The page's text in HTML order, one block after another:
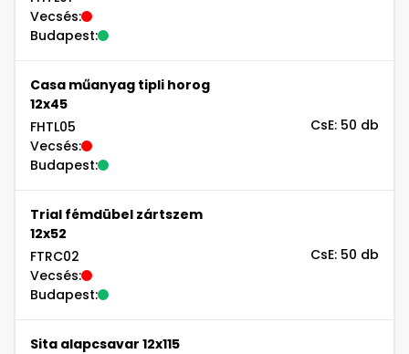
Vecsés:
Budapest:
Casa műanyag tipli horog
12x45
FHTL05
Vecsés:
Budapest:
CsE: 50 db
Trial fémdübel zártszem
12x52
FTRC02
Vecsés:
Budapest:
CsE: 50 db
Sita alapcsavar 12x115